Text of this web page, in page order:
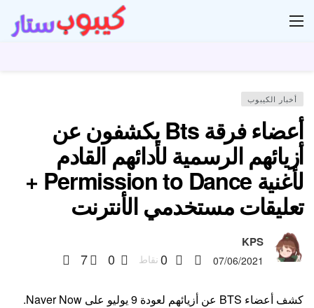
أخبار الكيبوب
أعضاء فرقة Bts يكشفون عن
أزيائهم الرسمية لأدائهم القادم
لأغنية Permission to Dance +
تعليقات مستخدمي الأنترنت
KPS
07/06/2021
0 نقاط 0
7
كشف أعضاء BTS عن أزيائهم لعودة 9 يوليو على Naver Now.